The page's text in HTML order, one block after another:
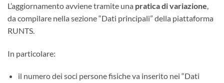
L’aggiornamento avviene tramite una pratica di variazione,
da compilare nella sezione “Dati principali” della piattaforma
RUNTS.
In particolare:
il numero dei soci persone fisiche va inserito nei “Dati